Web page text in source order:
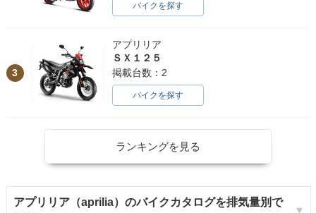
バイクを探す
3
アプリリア
ＳＸ１２５
掲載台数：2
バイクを探す
ランキングを見る
アプリリア（aprilia）のバイクカタログを排気量別で